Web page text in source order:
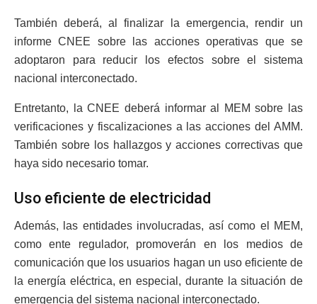
También deberá, al finalizar la emergencia, rendir un
informe CNEE sobre las acciones operativas que se
adoptaron para reducir los efectos sobre el sistema
nacional interconectado.
Entretanto, la CNEE deberá informar al MEM sobre las
verificaciones y fiscalizaciones a las acciones del AMM.
También sobre los hallazgos y acciones correctivas que
haya sido necesario tomar.
Uso eficiente de electricidad
Además, las entidades involucradas, así como el MEM,
como ente regulador, promoverán en los medios de
comunicación que los usuarios hagan un uso eficiente de
la energía eléctrica, en especial, durante la situación de
emergencia del sistema nacional interconectado.